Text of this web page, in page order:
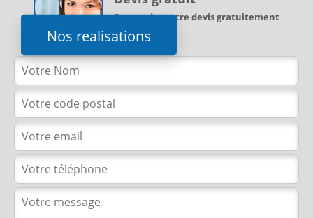
Nos realisations
Demandez votre devis gratuitement